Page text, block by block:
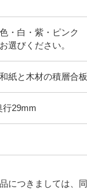
・白・紫・ピンク
選びください。
紙と木材の積層合板
行29mm
につきましては、同